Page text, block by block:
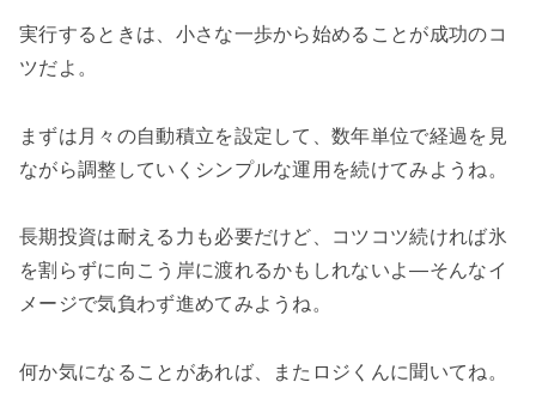
実行するときは、小さな一歩から始めることが成功のコ
ツだよ。
まずは月々の自動積立を設定して、数年単位で経過を見
ながら調整していくシンプルな運用を続けてみようね。
長期投資は耐える力も必要だけど、コツコツ続ければ氷
を割らずに向こう岸に渡れるかもしれないよ—そんなイ
メージで気負わず進めてみようね。
何か気になることがあれば、またロジくんに聞いてね。